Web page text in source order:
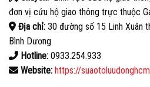
đơn vị cứu hộ giao thông trực thuộc
Địa chỉ: 30 đường số 15 Linh Xuân
Bình Dương
Hotline: 0933.254.933
Website: https://